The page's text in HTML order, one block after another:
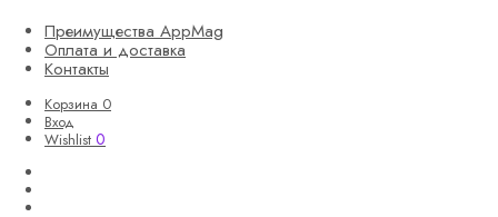
Преимущества AppMag
Оплата и доставка
Контакты
Корзина 0
Вход
Wishlist 0